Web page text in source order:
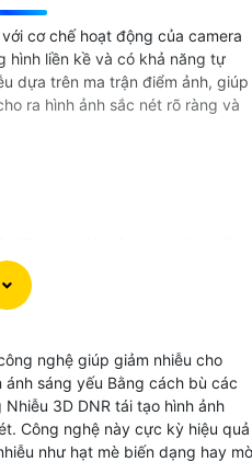
cơ chế hoạt động của camera
hình liền kề và có khả năng tự
dựa trên ma trận điểm ảnh, giúp
ra hình ảnh sắc nét rõ ràng và
ảnh gần nhau giúp giảm
trong môi trường ánh sáng
cấp video chất lượng
ánh sáng môi trường
nghệ giúp giảm nhiễu cho
sáng yếu Bằng cách bù các
3D DNR tái tạo hình ảnh
Công nghệ này cực kỳ hiệu quả
như hạt mè biến dạng hay mờ